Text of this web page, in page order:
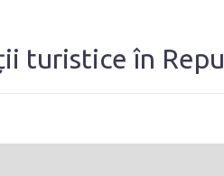
turistice în